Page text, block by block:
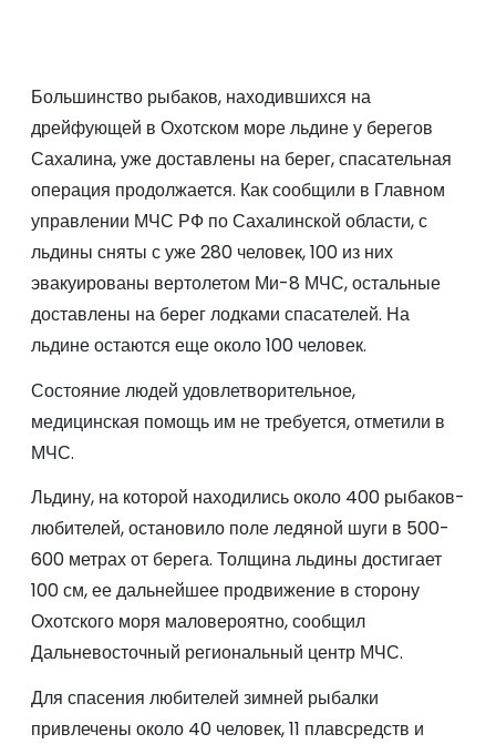
Большинство рыбаков, находившихся на
дрейфующей в Охотском море льдине у берегов
Сахалина, уже доставлены на берег, спасательная
операция продолжается. Как сообщили в Главном
управлении МЧС РФ по Сахалинской области, с
льдины сняты с уже 280 человек, 100 из них
эвакуированы вертолетом Ми-8 МЧС, остальные
доставлены на берег лодками спасателей. На
льдине остаются еще около 100 человек.
Состояние людей удовлетворительное,
медицинская помощь им не требуется, отметили в
МЧС.
Льдину, на которой находились около 400 рыбаков-
любителей, остановило поле ледяной шуги в 500-
600 метрах от берега. Толщина льдины достигает
100 см, ее дальнейшее продвижение в сторону
Охотского моря маловероятно, сообщил
Дальневосточный региональный центр МЧС.
Для спасения любителей зимней рыбалки
привлечены около 40 человек, 11 плавсредств и